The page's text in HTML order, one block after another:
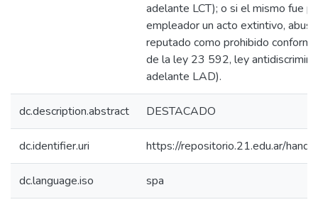
adelante LCT); o si el mismo fue
empleador un acto extintivo,
reputado como prohibido
de la ley 23 592, ley
adelante LAD).
dc.description.abstract DESTACADO
dc.identifier.uri https://repositorio.21.edu.ar/
dc.language.iso spa